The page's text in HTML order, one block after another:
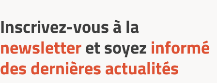
Inscrivez-vous à la
newsletteret soyez informé
des dernières actualités